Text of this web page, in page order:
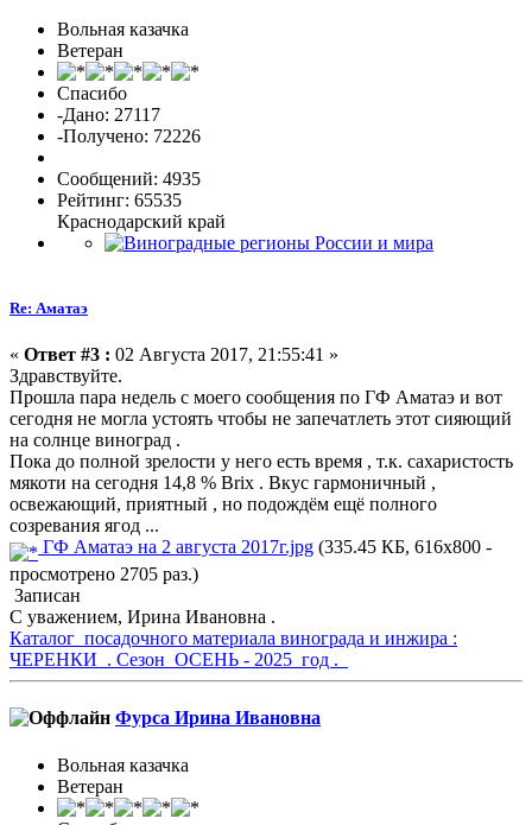
Вольная казачка
Ветеран
Спасибо
-Дано: 27117
-Получено: 72226
Сообщений: 4935
Рейтинг: 65535
Краснодарский край
Re: Аматаэ
« Ответ #3 : 02 Августа 2017, 21:55:41 »
Здравствуйте.
Прошла пара недель с моего сообщения по ГФ Аматаэ и вот
сегодня не могла устоять чтобы не запечатлеть этот сияющий
на солнце виноград .
Пока до полной зрелости у него есть время , т.к. сахаристость
мякоти на сегодня 14,8 % Brix . Вкус гармоничный ,
освежающий, приятный , но подождём ещё полного
созревания ягод ...
ГФ Аматаэ на 2 августа 2017г.jpg (335.45 КБ, 616x800 -
просмотрено 2705 раз.)
Записан
С уважением, Ирина Ивановна .
Каталог посадочного материала винограда и инжира :
ЧЕРЕНКИ . Сезон ОСЕНЬ - 2025 год .
Фурса Ирина Ивановна
Вольная казачка
Ветеран